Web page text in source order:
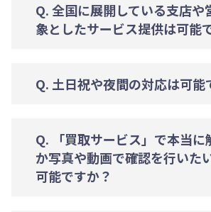
Q. 全国に展開している支店や
象としたサービス提供は可能
Q. 土日祝や夜間の対応は可能
Q. 「買取サービス」で本当に
か写真や動画で確認を行いた
可能ですか？